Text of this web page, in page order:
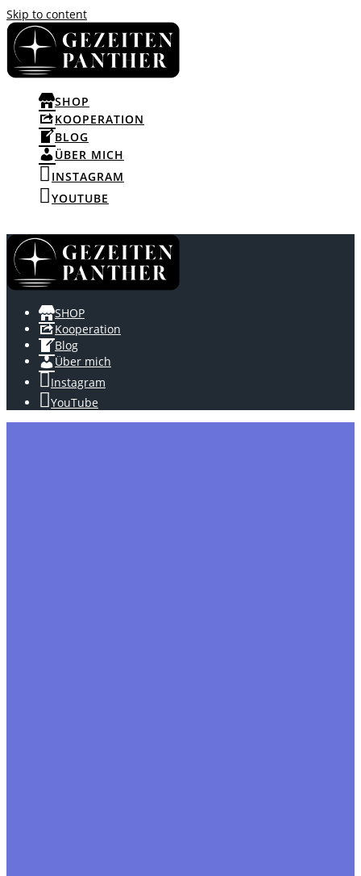
Skip to content
SHOP
KOOPERATION
BLOG
ÜBER MICH
INSTAGRAM
YOUTUBE
SHOP
Kooperation
Blog
Über mich
Instagram
YouTube